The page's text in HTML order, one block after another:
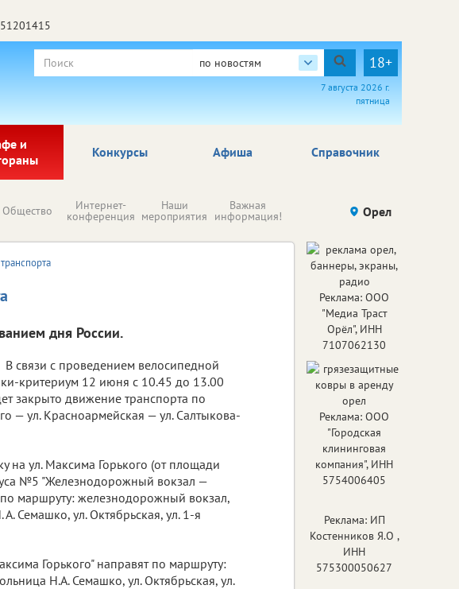
по новостям 18+
7 августа 2026 г.
пятница
и
Афиша Справочник
Конкурсы
Общество Интернет-
конференция
Наши
мероприятия
Важная
информация! Происшествия Здоровье
Орел
дня России.
В связи с проведением велосипедной
критериум 12 июня с 10.45 до 13.00
закрыто движение транспорта по
— ул. Красноармейская — ул. Салтыкова-
на ул. Максима Горького (от площади
№5 "Железнодорожный вокзал —
по маршруту: железнодорожный вокзал,
Семашко, ул. Октябрьская, ул. 1-я
Горького" направят по маршруту:
Н.А. Семашко, ул. Октябрьская, ул.
Реклама: ООО
"Медиа Траст
Орёл", ИНН
7107062130
Реклама: ООО
"Городская
клининговая
компания", ИНН
5754006405
Реклама: ИП
Костенников Я.О ,
ИНН
575300050627